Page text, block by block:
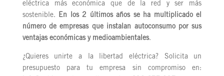
eléctrica más económica que de la red y ser más
sostenible. En los 2 últimos años se ha multiplicado el
número de empresas que instalan autoconsumo por sus
ventajas económicas y medioambientales.
¿Quieres unirte a la libertad eléctrica? Solicita un
presupuesto para tu empresa sin compromiso en: